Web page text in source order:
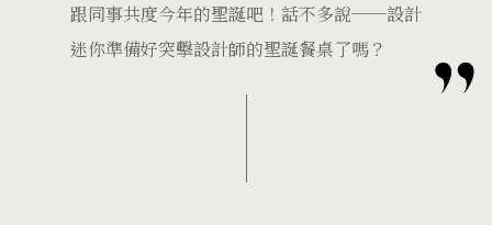
跟同事共度今年的聖誕吧！話不多說──設計
迷你準備好突擊設計師的聖誕餐桌了嗎？